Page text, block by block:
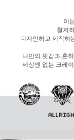
이
철저
디자인하고 제작하
나만의 핏감과,흔
세상엔 없는 크레